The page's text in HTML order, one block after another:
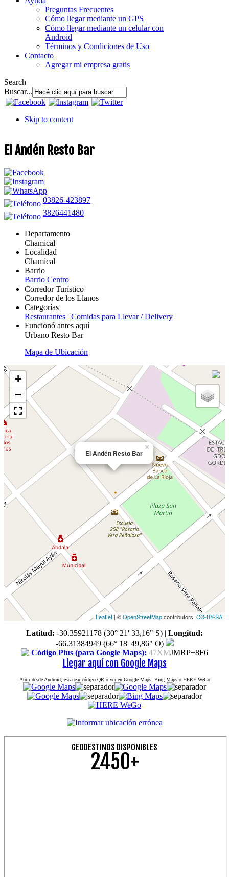
Preguntas Frecuentes
Cómo llegar mediante un GPS
Cómo llegar mediante un celular con
Android
Términos y Condiciones de Uso
Contacto
Agregar mi empresa gratis
Search
Buscar...
Skip to content
El Andén Resto Bar
03826-423897
3826441480
Departamento
Chamical
Localidad
Chamical
Barrio
Barrio Centro
Corredor Turístico
Corredor de los Llanos
Categorías
Restaurantes | Comidas para Llevar / Delivery
Funcionó antes aquí
Urbano Resto Bar
Mapa de Ubicación
El Andén Resto Bar
×
+
−
Leaflet | ©OpenStreetMapcontributors, CC-BY-SA
Latitud: -30.35921178 (30° 21' 33,16" S) | Longitud:
-66.31384949 (66° 18' 49,86" O)
Código Plus (para Google Maps): 47XMJMRP+8F6
Llegar aquí con Google Maps
Abrir desde Android, escanear código QR o ver en Google Maps, Bing Maps o HERE WeGo
GEODESTINOS DISPONIBLES
2450+